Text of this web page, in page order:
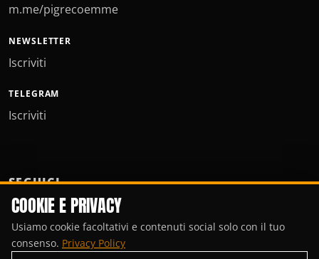
m.me/pigrecoemme
NEWSLETTER
Iscriviti
TELEGRAM
Iscriviti
SEGUICI
COOKIE E PRIVACY
Usiamo cookie facoltativi e contenuti social solo con il tuo
consenso. Privacy Policy